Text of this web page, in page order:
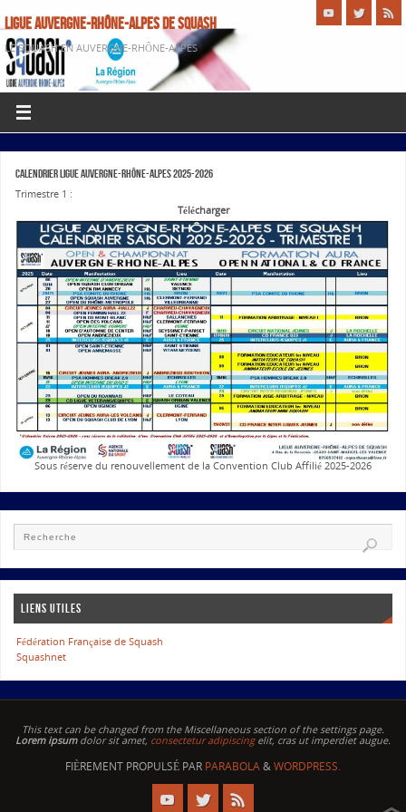
LIGUE AUVERGNE-RHÔNE-ALPES DE SQUASH
LE SQUASH EN AUVERGNE-RHÔNE-ALPES
CALENDRIER LIGUE AUVERGNE-RHÔNE-ALPES 2025-2026
Trimestre 1 :
Télécharger
Sous réserve du renouvellement de la Convention Club Affilié 2025-2026
LIENS UTILES
Fédération Française de Squash
Squashnet
This text can be changed from the Miscellaneous section of the settings page.
Lorem ipsumdolor sit amet, consectetur adipiscingelit, cras ut imperdiet augue.
FIÈREMENT PROPULSÉ PAR PARABOLA&WORDPRESS.